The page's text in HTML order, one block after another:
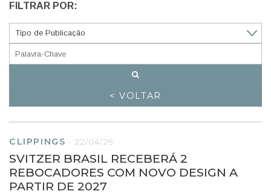
FILTRAR POR:
< VOLTAR
CLIPPINGS - 22/04/26
SVITZER BRASIL RECEBERÁ 2
REBOCADORES COM NOVO DESIGN A
PARTIR DE 2027